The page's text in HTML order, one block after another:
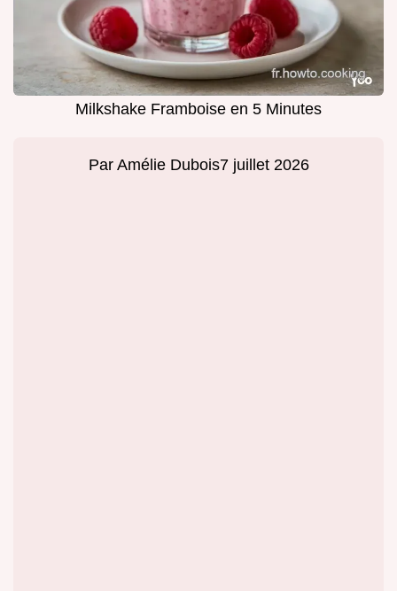
Milkshake Framboise en 5 Minutes
Par Amélie Dubois7 juillet 2026